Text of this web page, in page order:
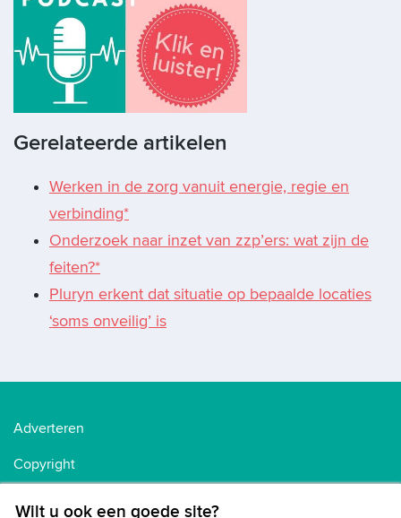
Gerelateerde artikelen
Werken in de zorg vanuit energie, regie en
verbinding*
Onderzoek naar inzet van zzp’ers: wat zijn de
feiten?*
Pluryn erkent dat situatie op bepaalde locaties
‘soms onveilig’ is
Adverteren
Copyright
Wilt u ook een goede site?